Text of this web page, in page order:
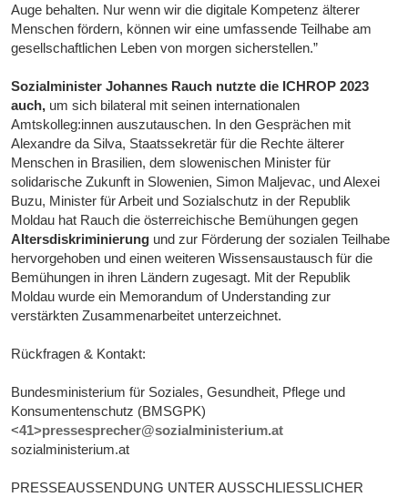
Auge behalten. Nur wenn wir die digitale Kompetenz älterer
Menschen fördern, können wir eine umfassende Teilhabe am
gesellschaftlichen Leben von morgen sicherstellen.”
Sozialminister Johannes Rauch nutzte die ICHROP 2023
auch, um sich bilateral mit seinen internationalen
Amtskolleg:innen auszutauschen. In den Gesprächen mit
Alexandre da Silva, Staatssekretär für die Rechte älterer
Menschen in Brasilien, dem slowenischen Minister für
solidarische Zukunft in Slowenien, Simon Maljevac, und Alexei
Buzu, Minister für Arbeit und Sozialschutz in der Republik
Moldau hat Rauch die österreichische Bemühungen gegen
Altersdiskriminierung und zur Förderung der sozialen Teilhabe
hervorgehoben und einen weiteren Wissensaustausch für die
Bemühungen in ihren Ländern zugesagt. Mit der Republik
Moldau wurde ein Memorandum of Understanding zur
verstärkten Zusammenarbeitet unterzeichnet.
Rückfragen & Kontakt:
Bundesministerium für Soziales, Gesundheit, Pflege und
Konsumentenschutz (BMSGPK)
<41>pressesprecher@sozialministerium.at
sozialministerium.at
PRESSEAUSSENDUNG UNTER AUSSCHLIESSLICHER